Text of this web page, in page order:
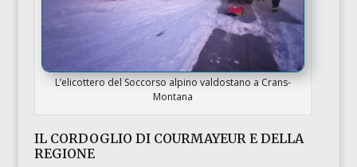
L’elicottero del Soccorso alpino valdostano a Crans-
Montana
IL CORDOGLIO DI COURMAYEUR E DELLA
REGIONE